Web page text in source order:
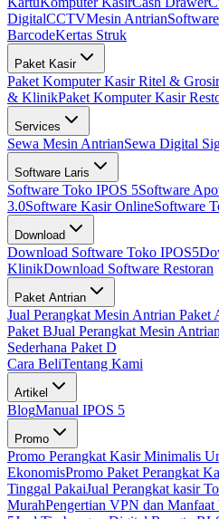
DigitalCCTVMesin AntrianSoftware
BarcodeKertas Struk
Paket Kasir
Paket Komputer Kasir Ritel & Grosir
& KlinikPaket Komputer Kasir
Services
Sewa Mesin AntrianSewa Digital
Software Laris
Software Toko IPOS 5Software
3.0Software Kasir OnlineSoftware
Download
Download Software Toko IPOS5
KlinikDownload Software Restoran
Paket Antrian
Jual Perangkat Mesin Antrian Paket
Paket BJual Perangkat Mesin
Sederhana Paket D
Cara BeliTentang Kami
Artikel
BlogManual IPOS 5
Promo
Promo Perangkat Kasir Minimalis
EkonomisPromo Paket Perangkat
Tinggal PakaiJual Perangkat kasir
MurahPengertian VPN dan